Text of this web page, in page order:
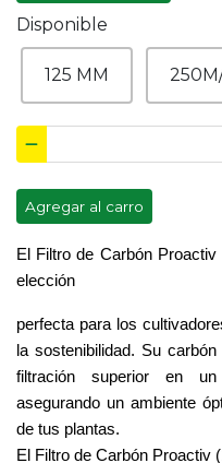
Disponible
125 MM
Agregar al carro
El Filtro de Carbón
elección
perfecta para los
la sostenibilidad. Su
filtración superior en
asegurando un ambiente
de tus plantas.
El Filtro de Carbón Proactiv